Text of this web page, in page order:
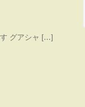
グアシャ […]